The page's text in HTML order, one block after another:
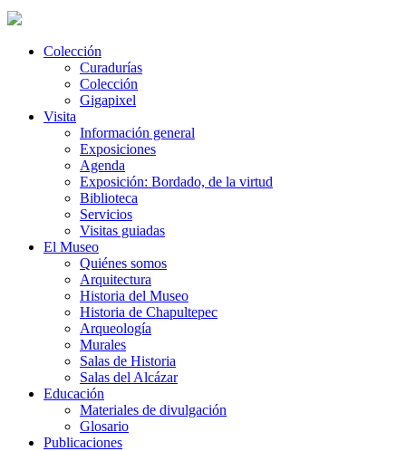
Colección
Curadurías
Colección
Gigapixel
Visita
Información general
Exposiciones
Agenda
Exposición: Bordado, de la virtud
Biblioteca
Servicios
Visitas guiadas
El Museo
Quiénes somos
Arquitectura
Historia del Museo
Historia de Chapultepec
Arqueología
Murales
Salas de Historia
Salas del Alcázar
Educación
Materiales de divulgación
Glosario
Publicaciones